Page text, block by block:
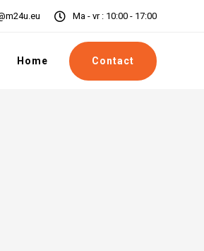
Ma - vr : 10:00 - 17:00
Home Contact